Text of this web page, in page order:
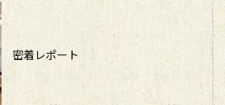
密着レポート